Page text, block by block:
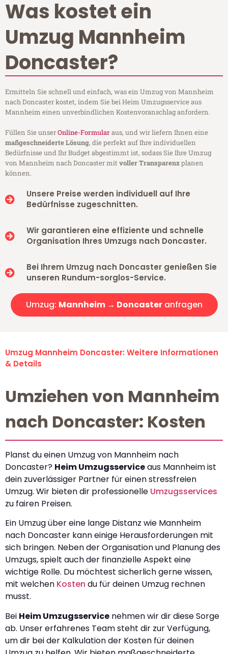
Was kostet ein
Umzug Mannheim
Doncaster?
Ermitteln Sie schnell und einfach, was ein Umzug von Mannheim
nach Doncaster kostet, indem Sie bei Heim Umzugsservice aus
Mannheim einen unverbindlichen Kostenvoranschlag anfordern.
Füllen Sie unserOnline-Formularaus, und wir liefern Ihnen eine
maßgeschneiderte Lösung, die perfekt auf Ihre individuellen
Bedürfnisse und Ihr Budget abgestimmt ist, sodass Sie Ihre Umzug
von Mannheim nach Doncaster mitvoller Transparenzplanen
können.
Unsere Preise werden individuell auf Ihre
Bedürfnisse zugeschnitten.
Wir garantieren eine effiziente und schnelle
Organisation Ihres Umzugs nach Doncaster.
Bei Ihrem Umzug nach Doncaster genießen Sie
unseren Rundum-sorglos-Service.
Umzug: Mannheim → Doncasteranfragen
Umzug Mannheim Doncaster: Weitere Informationen
& Details
Umziehen von Mannheim
nach Doncaster: Kosten
Planst du einen Umzug von Mannheim nach
Doncaster? Heim Umzugsserviceaus Mannheim ist
dein zuverlässiger Partner für einen stressfreien
Umzug. Wir bieten dir professionelle Umzugsservices
zu fairen Preisen.
Ein Umzug über eine lange Distanz wie Mannheim
nach Doncaster kann einige Herausforderungen mit
sich bringen. Neben der Organisation und Planung des
Umzugs, spielt auch der finanzielle Aspekt eine
wichtige Rolle. Du möchtest sicherlich gerne wissen,
mit welchen Kosten du für deinen Umzug rechnen
musst.
Bei Heim Umzugsservice nehmen wir dir diese Sorge
ab. Unser erfahrenes Team steht dir zur Verfügung,
um dir bei der Kalkulation der Kosten für deinen